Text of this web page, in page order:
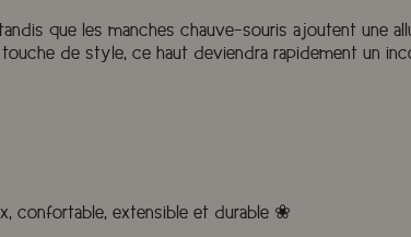
que les manches chauve-souris ajoutent une
de style, ce haut deviendra rapidement un
confortable, extensible et durable ❀